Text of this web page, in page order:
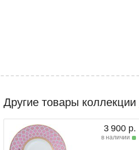
Другие товары коллекции
3 900 р.
в наличии